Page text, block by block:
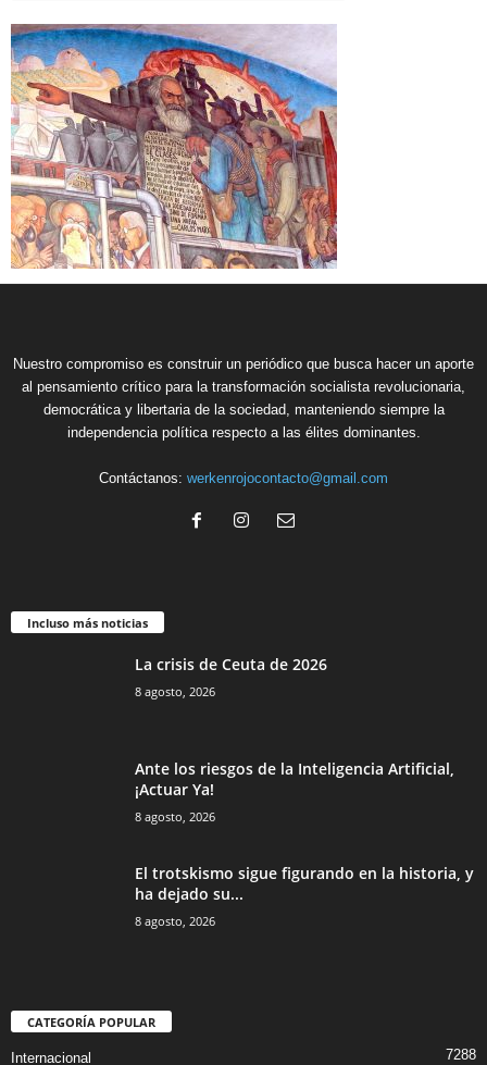
Nuestro compromiso es construir un periódico que busca hacer un aporte
al pensamiento crítico para la transformación socialista revolucionaria,
democrática y libertaria de la sociedad, manteniendo siempre la
independencia política respecto a las élites dominantes.
Contáctanos: werkenrojocontacto@gmail.com
Incluso más noticias
La crisis de Ceuta de 2026
8 agosto, 2026
Ante los riesgos de la Inteligencia Artificial,
¡Actuar Ya!
8 agosto, 2026
El trotskismo sigue figurando en la historia, y
ha dejado su...
8 agosto, 2026
CATEGORÍA POPULAR
Internacional 7288